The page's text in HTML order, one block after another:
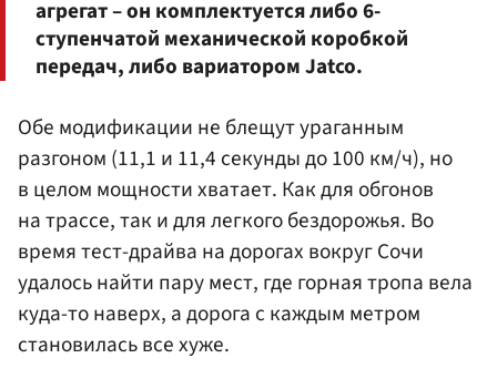
агрегат – он комплектуется либо 6-
ступенчатой механической коробкой
передач, либо вариатором Jatco.
Обе модификации не блещут ураганным
разгоном (11,1 и 11,4 секунды до 100 км/ч), но
в целом мощности хватает. Как для обгонов
на трассе, так и для легкого бездорожья. Во
время тест-драйва на дорогах вокруг Сочи
удалось найти пару мест, где горная тропа вела
куда-то наверх, а дорога с каждым метром
становилась все хуже.